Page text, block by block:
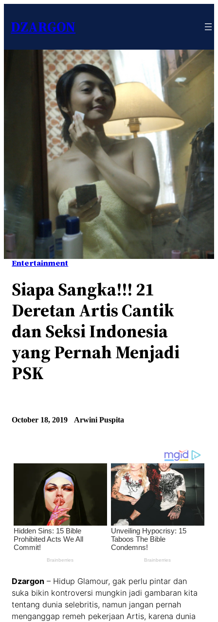
DZARGON
Entertainment
Siapa Sangka!!! 21
Deretan Artis Cantik
dan Seksi Indonesia
yang Pernah Menjadi
PSK
October 18, 2019 Arwini Puspita
Dzargon – Hidup Glamour, gak perlu pintar dan
suka bikin kontroversi mungkin jadi gambaran kita
tentang dunia selebritis, namun jangan pernah
menganggap remeh pekerjaan Artis, karena dunia